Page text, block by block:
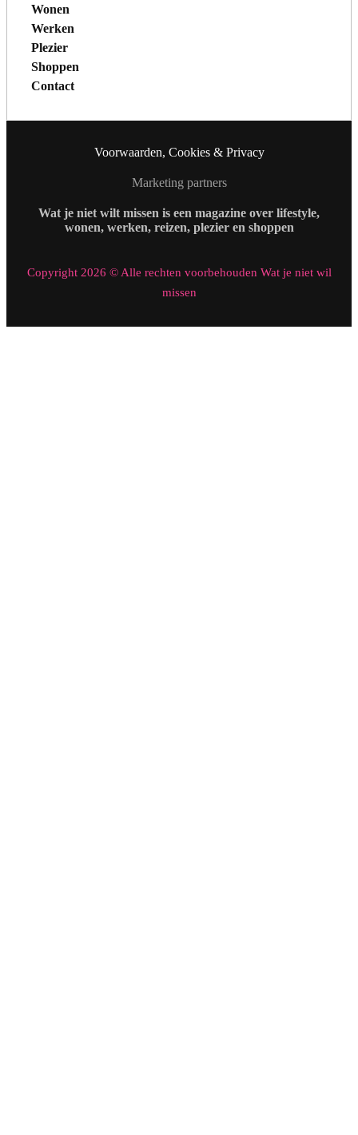
Wonen
Werken
Plezier
Shoppen
Contact
Voorwaarden, Cookies & Privacy
Marketing partners
Wat je niet wilt missen is een magazine over lifestyle,
wonen, werken, reizen, plezier en shoppen
Copyright 2026 © Alle rechten voorbehouden Wat je niet wil
missen